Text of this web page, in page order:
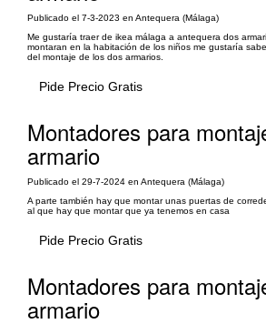
Publicado el 7-3-2023 en Antequera (Málaga)
Me gustaría traer de ikea málaga a antequera dos
montaran en la habitación de los niños me gustaría
del montaje de los dos armarios.
Pide Precio Gratis
Montadores para
armario
Publicado el 29-7-2024 en Antequera (Málaga)
A parte también hay que montar unas puertas de
al que hay que montar que ya tenemos en casa
Pide Precio Gratis
Montadores para
armario